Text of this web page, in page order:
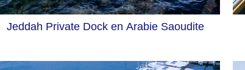
Jeddah Private Dock en Arabie Saoudite